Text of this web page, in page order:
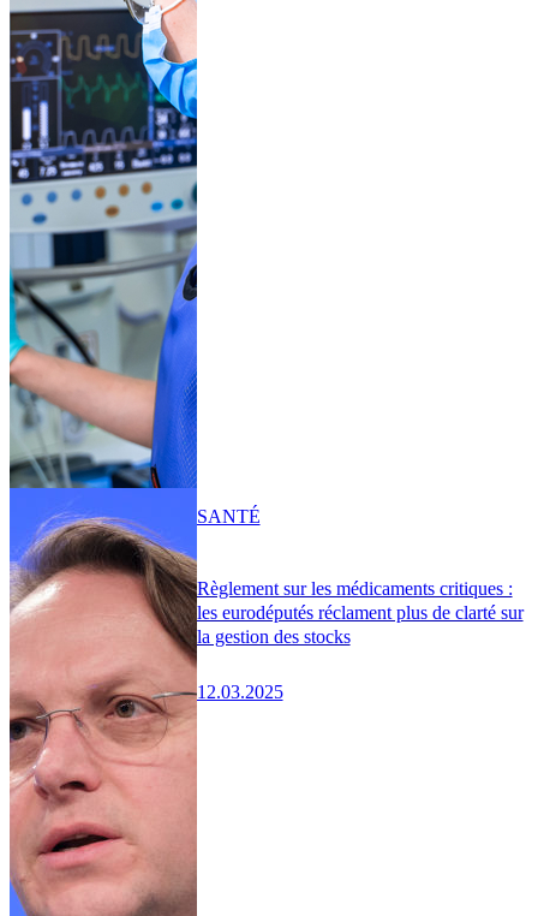
Règlement sur les médicaments critiques :
les eurodéputés réclament plus de clarté sur
la gestion des stocks
12.03.2025
SANTÉ